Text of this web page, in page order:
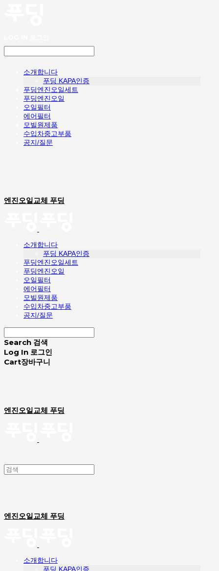
소개합니다
푸딩 KAPA인증
푸딩엔진오일세트
푸딩엔진오일
오일필터
에어필터
모빌원제품
수입차중고부품
공지/질문
엔진오일교체 푸딩
소개합니다
푸딩 KAPA인증
푸딩엔진오일세트
푸딩엔진오일
오일필터
에어필터
모빌원제품
수입차중고부품
공지/질문
Search 검색
Log In 로그인
Cart장바구니
엔진오일교체 푸딩
엔진오일교체 푸딩
소개합니다
푸딩 KAPA인증